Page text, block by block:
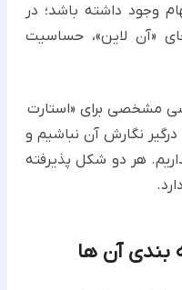
وجود داشته باشد؛ در
«آن لاین»، حساسیت
مشخصی برای «استارت
نگارش آن نباشیم و
هر دو شکل پذیرفته
بندی آن ها